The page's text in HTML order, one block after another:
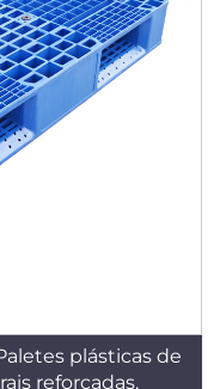
plásticas de
reforçadas,